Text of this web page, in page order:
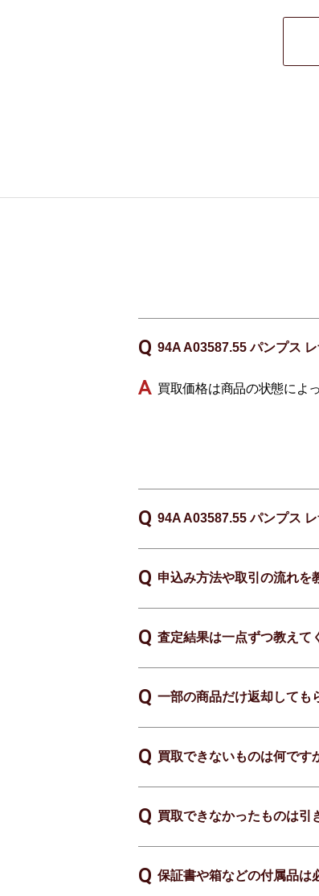
94A A03587.55 パンプス
買取価格は商品の状態によ
94A A03587.55 パンプス
申込み方法や取引の流れを
査定結果は一点ずつ教えて
一部の商品だけ返却しても
買取できないものは何です
買取できなかったものは引
保証書や箱などの付属品は